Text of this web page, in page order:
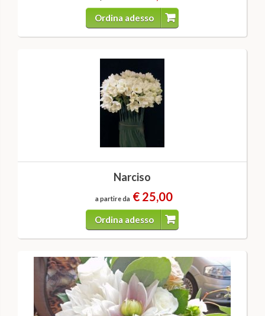
Ordina adesso
Narciso
a partire da € 25,00
Ordina adesso